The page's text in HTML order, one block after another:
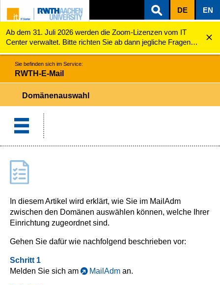
ZUM INHALTSBEREICH
ZUR HAUPTNAVIGATION
ZUR SUCHE
DE EN
Ab dem 31. Juli 2026 werden die Zoom-Lizenzen vom IT
Center verwaltet. Bitte richten Sie ab dann jegliche Fragen
zu den Zoom-Lizenzen (z.B. Probleme mit dem Login) an
servicedesk@itc.rwth-aachen.de.
RWTH-E-Mail Domänenauswahl
Sie befinden sich im Service:
RWTH-E-Mail
Domänenauswahl
In diesem Artikel wird erklärt, wie Sie im MailAdm
zwischen den Domänen auswählen können, welche Ihrer
Einrichtung zugeordnet sind.
Gehen Sie dafür wie nachfolgend beschrieben vor:
Schritt 1
Melden Sie sich am
MailAdm an.